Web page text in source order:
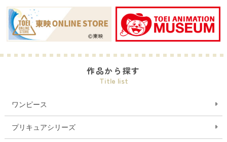
作品から探す
Title list
ワンピース
プリキュアシリーズ